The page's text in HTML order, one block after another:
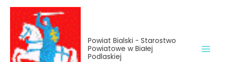
treści
Przejdź
treści
Powiat Bialski - Starostwo
Powiatowe w Białej
Podlaskiej